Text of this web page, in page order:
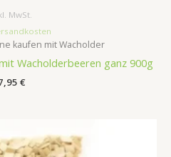
MwSt.
kaufen mit Wacholder
Wacholderbeeren ganz 900g
€